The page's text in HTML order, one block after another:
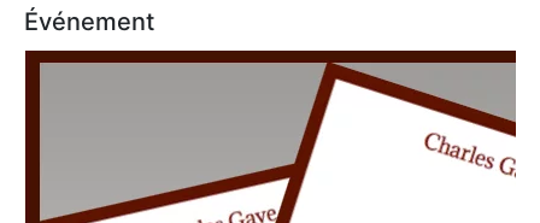
Événement